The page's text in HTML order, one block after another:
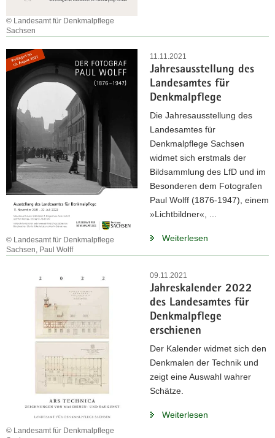
© Landesamt für Denkmalpflege
Sachsen
11.11.2021
Jahresausstellung des
Landesamtes für
Denkmalpflege
© Landesamt für Denkmalpflege
Sachsen, Paul Wolff
Die Jahresausstellung des
Landesamtes für
Denkmalpflege Sachsen
widmet sich erstmals der
Bildsammlung des LfD und im
Besonderen dem Fotografen
Paul Wolff (1876-1947), einem
»Lichtbildner«, ...
Weiterlesen
09.11.2021
Jahreskalender 2022
des Landesamtes für
Denkmalpflege
erschienen
© Landesamt für Denkmalpflege
Der Kalender widmet sich den
Denkmalen der Technik und
zeigt eine Auswahl wahrer
Schätze.
Weiterlesen